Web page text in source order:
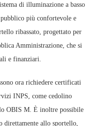
di illuminazione a basso
più confortevole e
ribassato, progettato per
Amministrazione, che si
e finanziari.
ora richiedere certificati
INPS, come cedolino
OBIS M. È inoltre possibile
direttamente allo sportello,